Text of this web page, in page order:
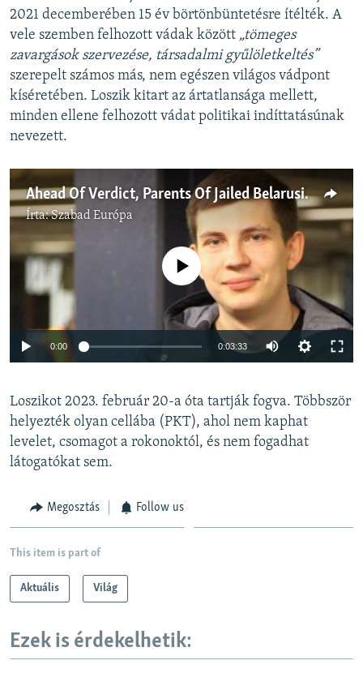
2021 decemberében 15 év börtönbüntetésre ítélték. A
vele szemben felhozott vádak között „tömeges
zavargások szervezése, társadalmi gyűlöletkeltés”
szerepelt számos más, nem egészen világos vádpont
kíséretében. Loszik kitart az ártatlansága mellett,
minden ellene felhozott vádat politikai indíttatásúnak
nevezett.
Ahead Of Verdict, Parents Of Jailed Belarusian Blogger Losik Say He's 'Not Guilty Of Anything'
Írta:Szabad Európa
Jelenleg nincs elérhető tartalom
0:00 0:03:33
Loszikot 2023. február 20-a óta tartják fogva. Többször
helyezték olyan cellába (PKT), ahol nem kaphat
levelet, csomagot a rokonoktól, és nem fogadhat
látogatókat sem.
Megosztás Follow us
This item is part of
Aktuális Világ
Ezek is érdekelhetik: